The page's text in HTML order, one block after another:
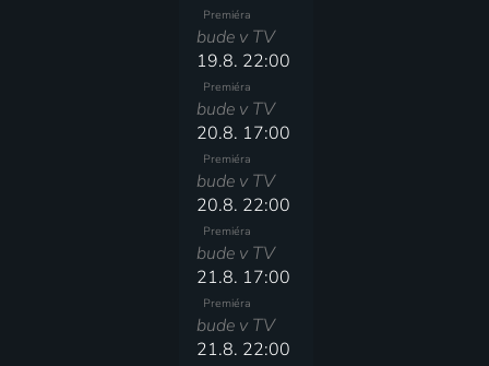
Premiéra
bude v TV
19.8. 22:00
Premiéra
bude v TV
20.8. 17:00
Premiéra
bude v TV
20.8. 22:00
Premiéra
bude v TV
21.8. 17:00
Premiéra
bude v TV
21.8. 22:00